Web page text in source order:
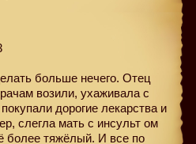
больше нечего. Отец
возили, ухаживала с
дорогие лекарства и
слегла мать с инсульт ом
более тяжёлый. И все по